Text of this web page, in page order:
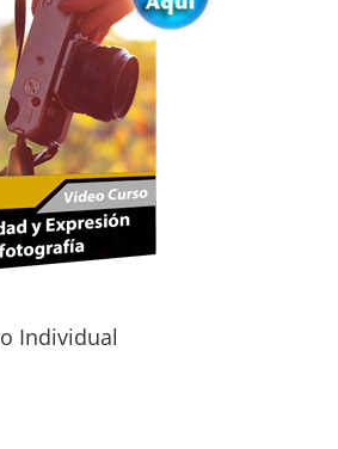
Individual